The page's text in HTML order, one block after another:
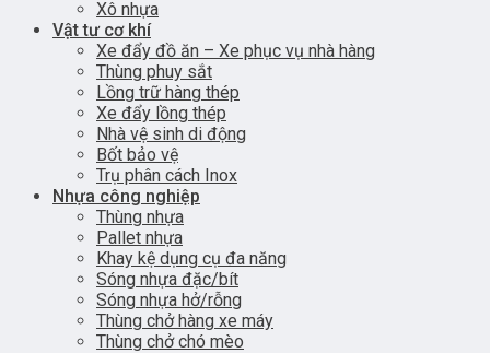
Xô nhựa
Vật tư cơ khí
Xe đẩy đồ ăn – Xe phục vụ nhà hàng
Thùng phuy sắt
Lồng trữ hàng thép
Xe đẩy lồng thép
Nhà vệ sinh di động
Bốt bảo vệ
Trụ phân cách Inox
Nhựa công nghiệp
Thùng nhựa
Pallet nhựa
Khay kệ dụng cụ đa năng
Sóng nhựa đặc/bít
Sóng nhựa hở/rỗng
Thùng chở hàng xe máy
Thùng chở chó mèo